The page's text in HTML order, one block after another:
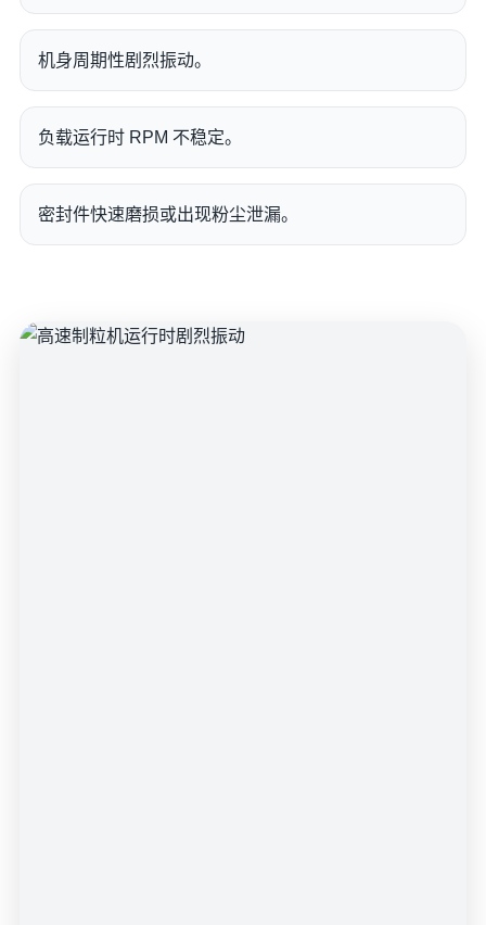
机身周期性剧烈振动。
负载运行时 RPM 不稳定。
密封件快速磨损或出现粉尘泄漏。